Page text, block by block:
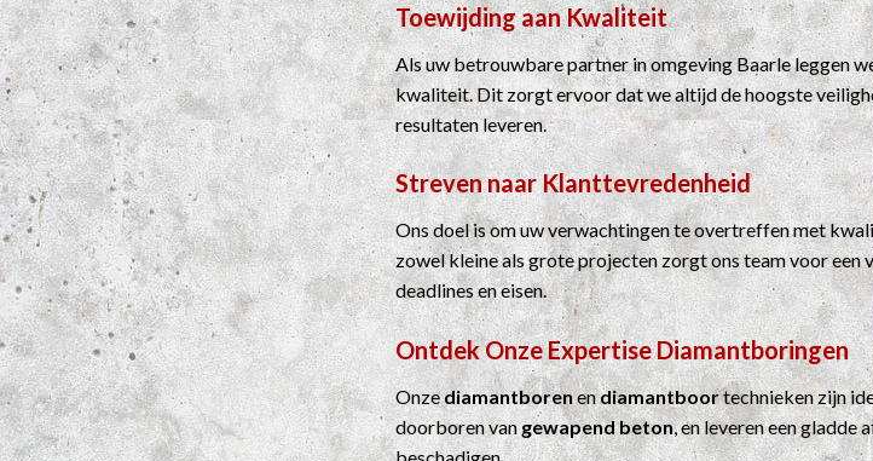
Toewijding aan Kwaliteit
Als uw betrouwbare partner in omgeving Baarle leggen
kwaliteit. Dit zorgt ervoor dat we altijd de hoogste
resultaten leveren.
Streven naar Klanttevredenheid
Ons doel is om uw verwachtingen te overtreffen met
zowel kleine als grote projecten zorgt ons team voor
deadlines en eisen.
Ontdek Onze ExpertiseDiamantboringen
Onzediamantborenendiamantboortechnieken zijn
doorboren vangewapend beton, en leveren een